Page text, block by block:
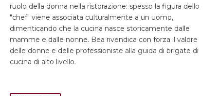
ruolo della donna nella ristorazione: spesso la figura dello
"chef" viene associata culturalmente a un uomo,
dimenticando che la cucina nasce storicamente dalle
mamme e dalle nonne. Bea rivendica con forza il valore
delle donne e delle professioniste alla guida di brigate di
cucina di alto livello.